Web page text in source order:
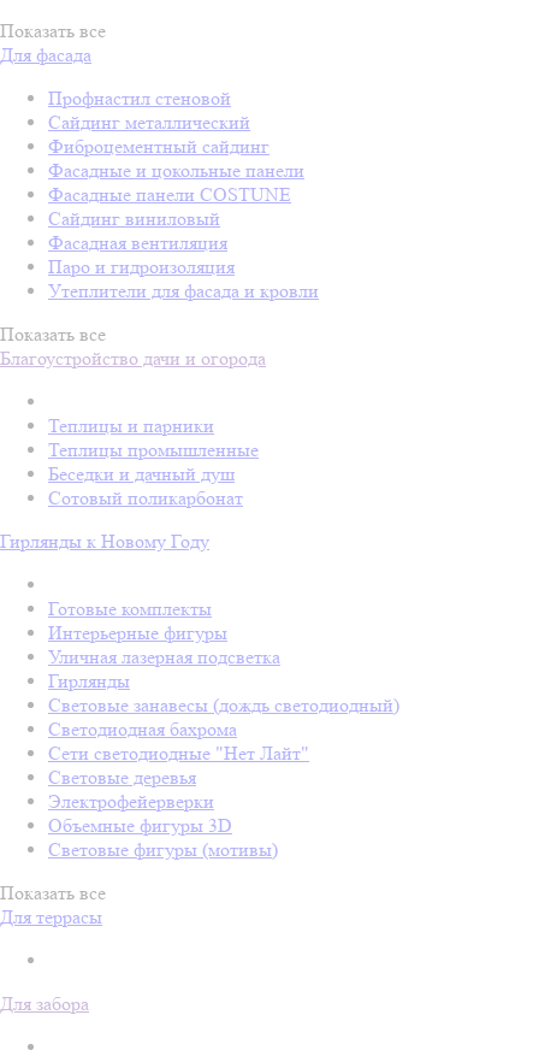
Показать все
Для фасада
Профнастил стеновой
Сайдинг металлический
Фиброцементный сайдинг
Фасадные и цокольные панели
Фасадные панели COSTUNE
Сайдинг виниловый
Фасадная вентиляция
Паро и гидроизоляция
Утеплители для фасада и кровли
Показать все
Благоустройство дачи и огорода
Теплицы и парники
Теплицы промышленные
Беседки и дачный душ
Сотовый поликарбонат
Гирлянды к Новому Году
Готовые комплекты
Интерьерные фигуры
Уличная лазерная подсветка
Гирлянды
Световые занавесы (дождь светодиодный)
Светодиодная бахрома
Сети светодиодные "Нет Лайт"
Световые деревья
Электрофейерверки
Объемные фигуры 3D
Световые фигуры (мотивы)
Показать все
Для террасы
Для забора